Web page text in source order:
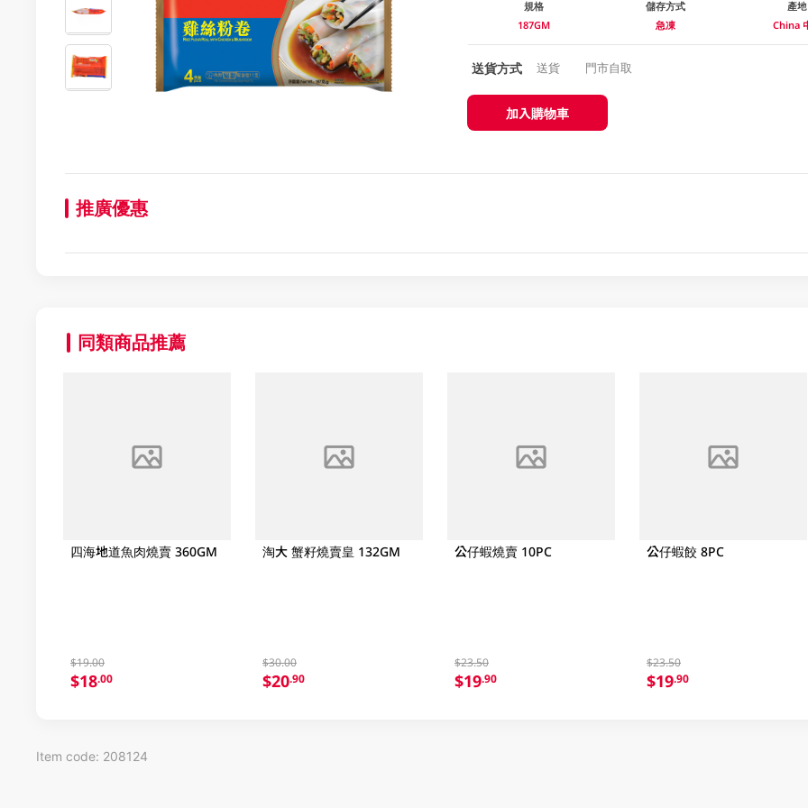
規格
187GM
儲存方式
急凍
產地
China
送貨方式 送貨 門市自取
加入購物車
推廣優惠
同類商品推薦
四海地道魚肉燒賣 360GM
$19.00
$18.00
淘大 蟹籽燒賣皇 132GM
$30.00
$20.90
公仔蝦燒賣 10PC
$23.50
$19.90
公仔蝦餃 8PC
$23.50
$19.90
Item code: 208124